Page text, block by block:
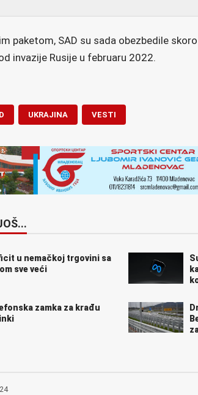
paketom, SAD su sada obezbedile
invazije Rusije u februaru 2022.
UKRAJINA VESTI
u nemačkoj trgovini sa
sve veći
zamka za krađu